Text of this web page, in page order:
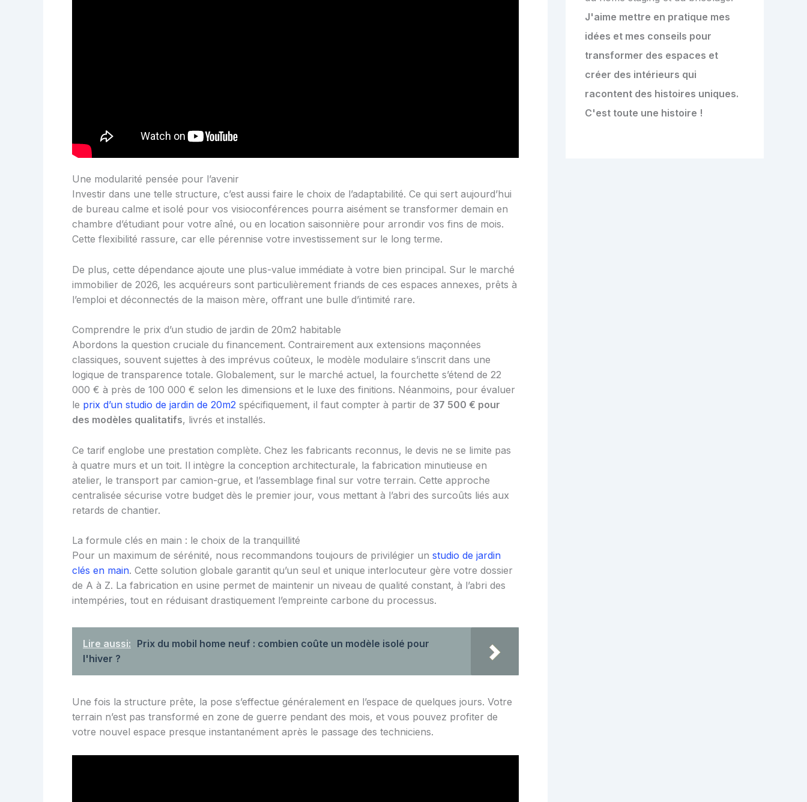
Une modularité pensée pour l’avenir
Investir dans une telle structure, c’est aussi faire le choix de l’adaptabilité. Ce qui sert aujourd’hui
de bureau calme et isolé pour vos visioconférences pourra aisément se transformer demain en
chambre d’étudiant pour votre aîné, ou en location saisonnière pour arrondir vos fins de mois.
Cette flexibilité rassure, car elle pérennise votre investissement sur le long terme.
De plus, cette dépendance ajoute une plus-value immédiate à votre bien principal. Sur le marché
immobilier de 2026, les acquéreurs sont particulièrement friands de ces espaces annexes, prêts à
l’emploi et déconnectés de la maison mère, offrant une bulle d’intimité rare.
Comprendre le prix d’un studio de jardin de 20m2 habitable
Abordons la question cruciale du financement. Contrairement aux extensions maçonnées
classiques, souvent sujettes à des imprévus coûteux, le modèle modulaire s’inscrit dans une
logique de transparence totale. Globalement, sur le marché actuel, la fourchette s’étend de 22
000 € à près de 100 000 € selon les dimensions et le luxe des finitions. Néanmoins, pour évaluer
le prix d’un studio de jardin de 20m2 spécifiquement, il faut compter à partir de 37 500 € pour
des modèles qualitatifs, livrés et installés.
Ce tarif englobe une prestation complète. Chez les fabricants reconnus, le devis ne se limite pas
à quatre murs et un toit. Il intègre la conception architecturale, la fabrication minutieuse en
atelier, le transport par camion-grue, et l’assemblage final sur votre terrain. Cette approche
centralisée sécurise votre budget dès le premier jour, vous mettant à l’abri des surcoûts liés aux
retards de chantier.
La formule clés en main : le choix de la tranquillité
Pour un maximum de sérénité, nous recommandons toujours de privilégier un studio de jardin
clés en main. Cette solution globale garantit qu’un seul et unique interlocuteur gère votre dossier
de A à Z. La fabrication en usine permet de maintenir un niveau de qualité constant, à l’abri des
intempéries, tout en réduisant drastiquement l’empreinte carbone du processus.
Lire aussi: Prix du mobil home neuf : combien coûte un modèle isolé pour
l'hiver ?
Une fois la structure prête, la pose s’effectue généralement en l’espace de quelques jours. Votre
terrain n’est pas transformé en zone de guerre pendant des mois, et vous pouvez profiter de
votre nouvel espace presque instantanément après le passage des techniciens.
J'aime mettre en pratique mes
idées et mes conseils pour
transformer des espaces et
créer des intérieurs qui
racontent des histoires uniques.
C'est toute une histoire !